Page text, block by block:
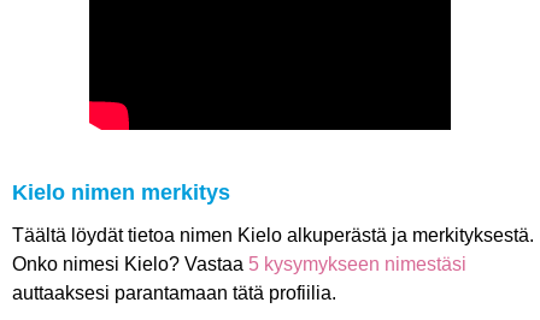
Kielo nimen merkitys
Täältä löydät tietoa nimen Kielo alkuperästä ja merkityksestä.
Onko nimesi Kielo? Vastaa 5 kysymykseen nimestäsi
auttaaksesi parantamaan tätä profiilia.